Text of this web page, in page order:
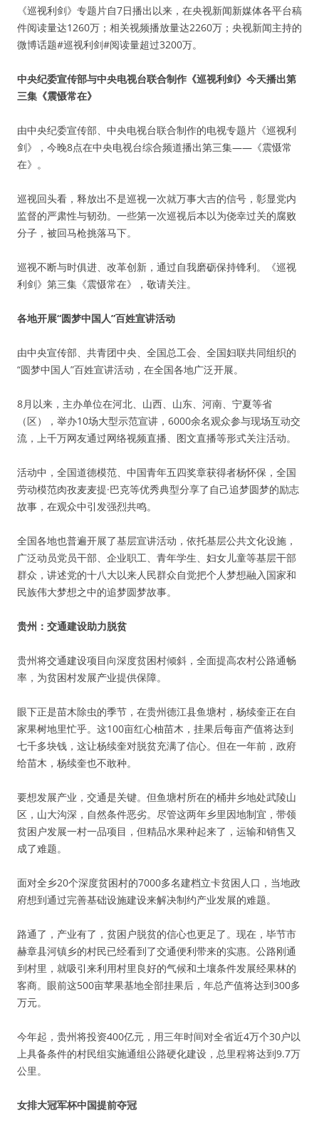
《巡视利剑》专题片自7日播出以来，在央视新闻新媒体各平台稿
件阅读量达1260万；相关视频播放量达2260万；央视新闻主持的
微博话题#巡视利剑#阅读量超过3200万。
中央纪委宣传部与中央电视台联合制作《巡视利剑》今天播出第
三集《震慑常在》
由中央纪委宣传部、中央电视台联合制作的电视专题片《巡视利
剑》，今晚8点在中央电视台综合频道播出第三集——《震慑常
在》。
巡视回头看，释放出不是巡视一次就万事大吉的信号，彰显党内
监督的严肃性与韧劲。一些第一次巡视后本以为侥幸过关的腐败
分子，被回马枪挑落马下。
巡视不断与时俱进、改革创新，通过自我磨砺保持锋利。《巡视
利剑》第三集《震慑常在》，敬请关注。
各地开展“圆梦中国人”百姓宣讲活动
由中央宣传部、共青团中央、全国总工会、全国妇联共同组织的
“圆梦中国人”百姓宣讲活动，在全国各地广泛开展。
8月以来，主办单位在河北、山西、山东、河南、宁夏等省
（区），举办10场大型示范宣讲，6000余名观众参与现场互动交
流，上千万网友通过网络视频直播、图文直播等形式关注活动。
活动中，全国道德模范、中国青年五四奖章获得者杨怀保，全国
劳动模范肉孜麦麦提·巴克等优秀典型分享了自己追梦圆梦的励志
故事，在观众中引发强烈共鸣。
全国各地也普遍开展了基层宣讲活动，依托基层公共文化设施，
广泛动员党员干部、企业职工、青年学生、妇女儿童等基层干部
群众，讲述党的十八大以来人民群众自觉把个人梦想融入国家和
民族伟大梦想之中的追梦圆梦故事。
贵州：交通建设助力脱贫
贵州将交通建设项目向深度贫困村倾斜，全面提高农村公路通畅
率，为贫困村发展产业提供保障。
眼下正是苗木除虫的季节，在贵州德江县鱼塘村，杨续奎正在自
家果树地里忙乎。这100亩红心柚苗木，挂果后每亩产值将达到
七千多块钱，这让杨续奎对脱贫充满了信心。但在一年前，政府
给苗木，杨续奎也不敢种。
要想发展产业，交通是关键。但鱼塘村所在的桶井乡地处武陵山
区，山大沟深，自然条件恶劣。尽管这两年乡里因地制宜，带领
贫困户发展一村一品项目，但精品水果种起来了，运输和销售又
成了难题。
面对全乡20个深度贫困村的7000多名建档立卡贫困人口，当地政
府想到通过完善基础设施建设来解决制约产业发展的难题。
路通了，产业有了，贫困户脱贫的信心也更足了。现在，毕节市
赫章县河镇乡的村民已经看到了交通便利带来的实惠。公路刚通
到村里，就吸引来利用村里良好的气候和土壤条件发展经果林的
客商。眼前这500亩苹果基地全部挂果后，年总产值将达到300多
万元。
今年起，贵州将投资400亿元，用三年时间对全省近4万个30户以
上具备条件的村民组实施通组公路硬化建设，总里程将达到9.7万
公里。
女排大冠军杯中国提前夺冠